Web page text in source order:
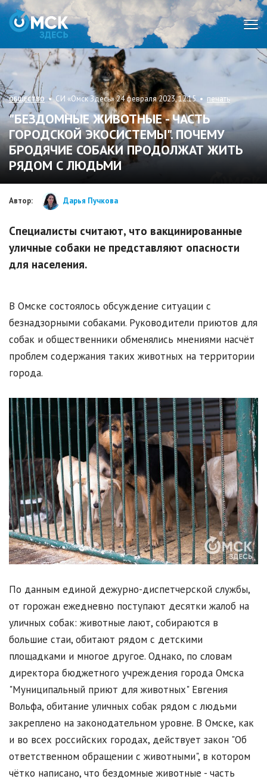
ОБЩЕСТВО • СИ «Омск Здесь» 24 февраля 2023, 12:15 • печать
"БЕЗДОМНЫЕ ЖИВОТНЫЕ - ЧАСТЬ
ГОРОДСКОЙ ЭКОСИСТЕМЫ". ПОЧЕМУ
БРОДЯЧИЕ СОБАКИ ПРОДОЛЖАТ ЖИТЬ
РЯДОМ С ЛЮДЬМИ
Автор: Дарья Пучкова
Специалисты считают, что вакцинированные
уличные собаки не представляют опасности
для населения.
В Омске состоялось обсуждение ситуации с
безнадзорными собаками. Руководители приютов для
собак и общественники обменялись мнениями насчёт
проблем содержания таких животных на территории
города.
По данным единой дежурно-диспетчерской службы,
от горожан ежедневно поступают десятки жалоб на
уличных собак: животные лают, собираются в
большие стаи, обитают рядом с детскими
площадками и многое другое. Однако, по словам
директора бюджетного учреждения города Омска
"Муниципальный приют для животных" Евгения
Вольфа, обитание уличных собак рядом с людьми
закреплено на законодательном уровне. В Омске, как
и во всех российских городах, действует закон "Об
ответственном обращении с животными", в котором
чётко написано, что бездомные животные - часть